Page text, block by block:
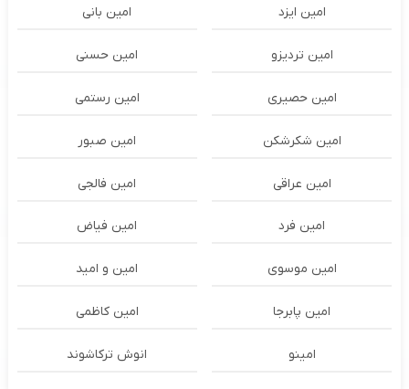
امین ایزد امین بانی
امین تردیزو امین حسنی
امین حصیری امین رستمی
امین شکرشکن امین صبور
امین عراقی امین فالجی
امین فرد امین فیاض
امین موسوی امین و امید
امین پابرجا امین کاظمی
امینو انوش ترکاشوند